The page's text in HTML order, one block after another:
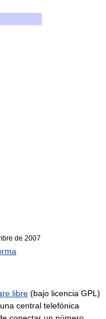
de 2007
libre (bajo licencia GPL)
central telefónica